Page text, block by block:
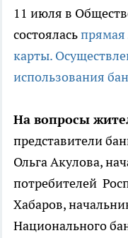
11 июля в
состояласьпрямая
карты.
использования
На вопросы
представители
Ольга Акулова,
потребителей
Хабаров,
Национального